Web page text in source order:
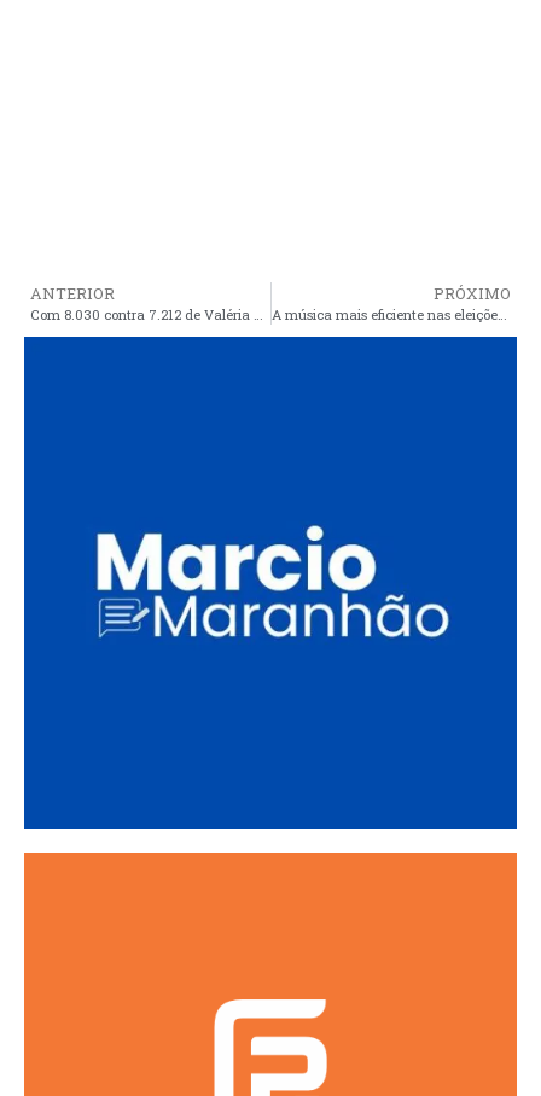
ANTERIOR
Com 8.030 contra 7.212 de Valéria do Manin, Cristino vence as eleições mais disputadas de Araioses de todos os tempos
PRÓXIMO
A música mais eficiente nas eleições de Araioses